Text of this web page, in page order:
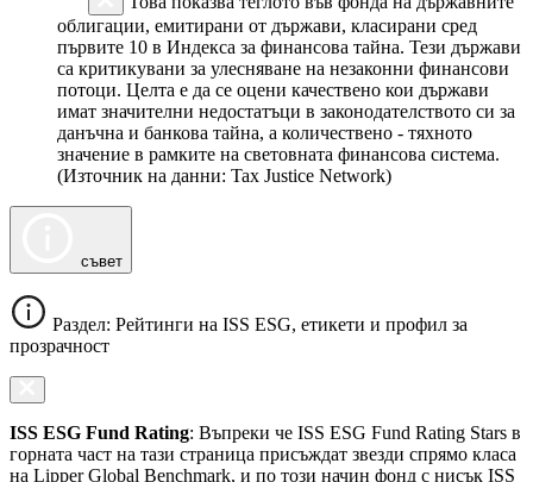
облигации, емитирани от държави, класирани сред
първите 10 в Индекса за финансова тайна. Тези държави
са критикувани за улесняване на незаконни финансови
потоци. Целта е да се оцени качествено кои държави
имат значителни недостатъци в законодателството си за
данъчна и банкова тайна, а количествено - тяхното
значение в рамките на световната финансова система.
(Източник на данни: Tax Justice Network)
съвет
Раздел: Рейтинги на ISS ESG, етикети и профил за
прозрачност
ISS ESG Fund Rating: Въпреки че ISS ESG Fund Rating Stars в
горната част на тази страница присъждат звезди спрямо класа
на Lipper Global Benchmark, и по този начин фонд с нисък ISS